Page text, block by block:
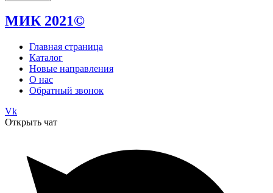
МИК 2021©
Главная страница
Каталог
Новые направления
О нас
Обратный звонок
Vk
Открыть чат